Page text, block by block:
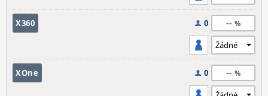
X360 0 --
XOne 0 --